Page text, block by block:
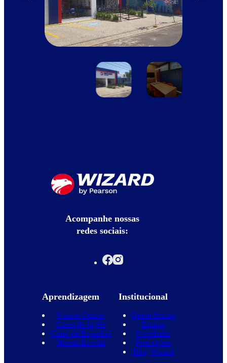
Acompanhe nossas
redes sociais:
Aprendizagem
Nossos Cursos
Curso de Inglês
Curso de Espanhol
Nossas Escolas
Institucional
Quem Somos
Equipe
Novidades
Promoções
Blog Wizard